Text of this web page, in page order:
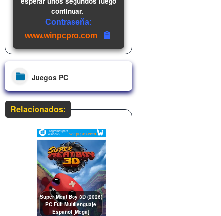
continuar.
Contraseña:
www.winpcpro.com
Juegos PC
Relacionados:
Super Meat Boy 3D (2026)
PC Full Multilenguaje
Español [Mega]